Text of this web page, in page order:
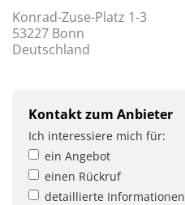
Konrad-Zuse-Platz 1-3
53227 Bonn
Deutschland
Kontakt zum Anbieter
Ich interessiere mich für:
ein Angebot
einen Rückruf
detaillierte Informationen